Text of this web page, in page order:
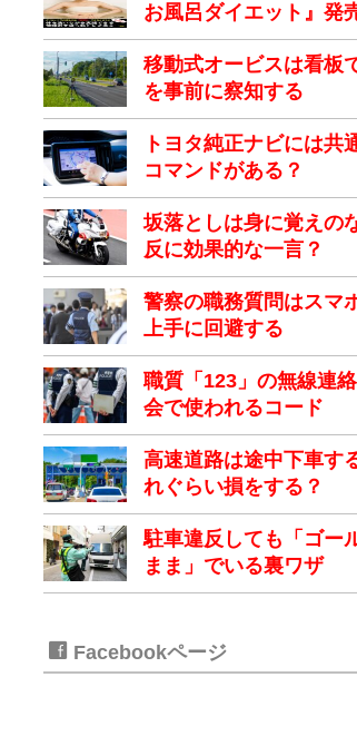
お風呂ダイエット』発
移動式オービスは看板
を事前に察知する
トヨタ純正ナビには共
コマンドがある？
坂落としは身に覚えの
反に効果的な一言？
警察の職務質問はスマ
上手に回避する
職質「123」の無線連
会で使われるコード
高速道路は途中下車す
れぐらい損をする？
駐車違反しても「ゴー
まま」でいる裏ワザ
Facebookページ